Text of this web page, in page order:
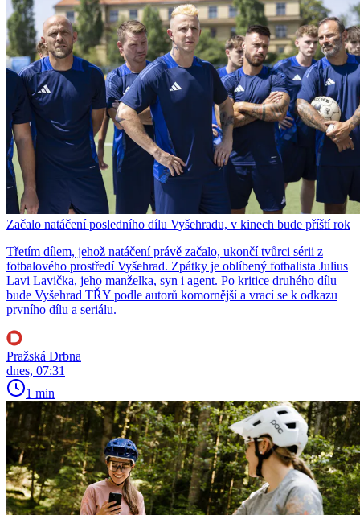
Začalo natáčení posledního dílu Vyšehradu, v kinech bude příští rok
Třetím dílem, jehož natáčení právě začalo, ukončí tvůrci sérii z
fotbalového prostředí Vyšehrad. Zpátky je oblíbený fotbalista Julius
Lavi Lavička, jeho manželka, syn i agent. Po kritice druhého dílu
bude Vyšehrad TŘY podle autorů komornější a vrací se k odkazu
prvního dílu a seriálu.
Pražská Drbna
dnes, 07:31
1 min